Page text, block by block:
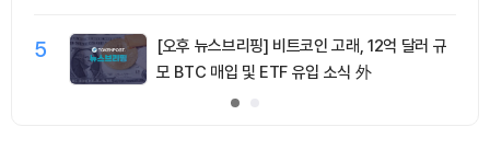
5
[오후 뉴스브리핑] 비트코인 고래, 12억 달러 규
모 BTC 매입 및 ETF 유입 소식 外